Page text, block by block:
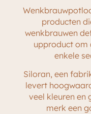
producten
wenkbrauwen
upproduct om
enkele
Siloran, een
levert
veel kleuren en
merk een